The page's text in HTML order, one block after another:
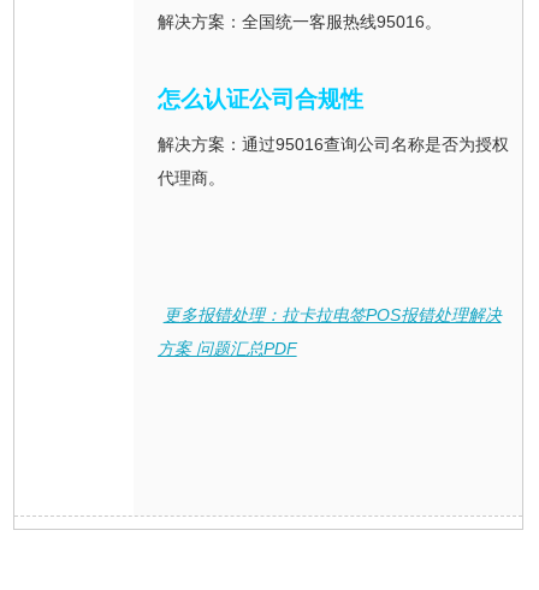
解决方案：全国统一客服热线95016。
怎么认证公司合规性
解决方案：通过95016查询公司名称是否为授权
代理商。
更多报错处理：拉卡拉电签POS报错处理解决
方案 问题汇总PDF